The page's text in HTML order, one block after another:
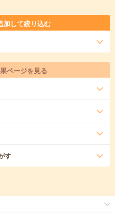
加して絞り込む
ページを見る
す